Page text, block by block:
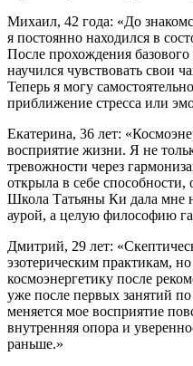
Михаил, 42 года: «До
я постоянно находился в
После прохождения
научился чувствовать свои
Теперь я могу
приближение стресса или
Екатерина, 36 лет:
восприятие жизни. Я не
тревожности через
открыла в себе способности,
Школа Татьяны Ки дала мне
аурой, а целую философию
Дмитрий, 29 лет:
эзотерическим практикам,
космоэнергетику после
уже после первых занятий
меняется мое восприятие
внутренняя опора и
раньше.»